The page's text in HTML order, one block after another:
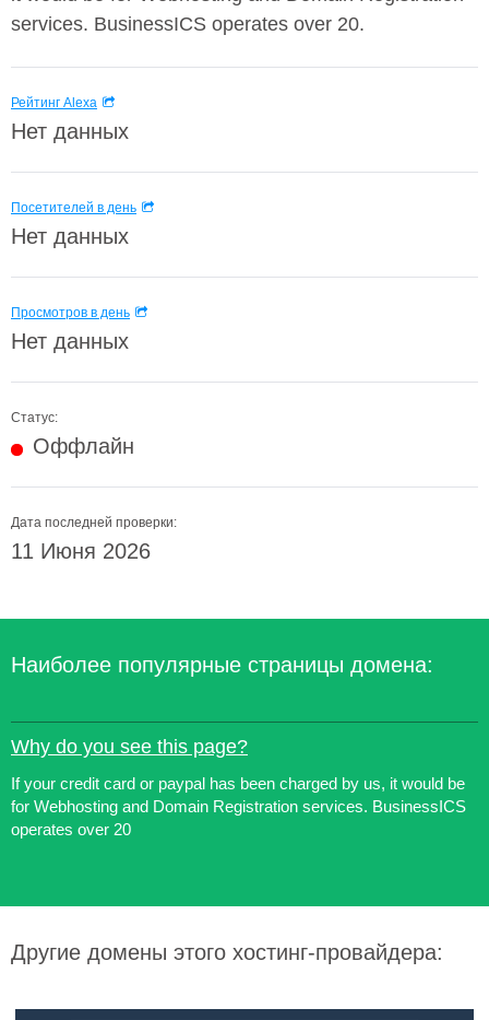
services. BusinessICS operates over 20.
Рейтинг Alexa
Нет данных
Посетителей в день
Нет данных
Просмотров в день
Нет данных
Статус:
Оффлайн
Дата последней проверки:
11 Июня 2026
Наиболее популярные страницы домена:
Why do you see this page?
If your credit card or paypal has been charged by us, it would be
for Webhosting and Domain Registration services. BusinessICS
operates over 20
Другие домены этого хостинг-провайдера: